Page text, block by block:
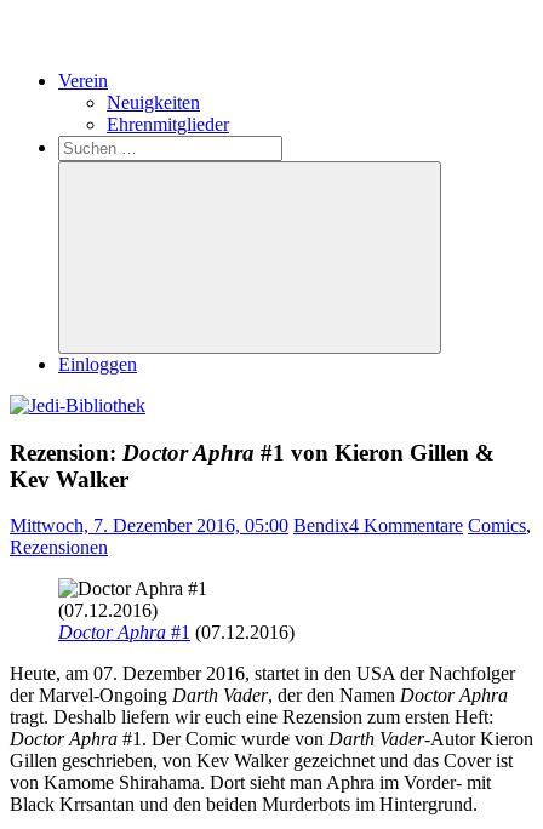
Verein
Neuigkeiten
Ehrenmitglieder
Search
Suchen
nach:
Suchen
Einloggen
Rezension: Doctor Aphra #1 von Kieron Gillen &
Kev Walker
Mittwoch, 7. Dezember 2016, 05:00 Bendix4 Kommentare Comics,
Rezensionen
Doctor Aphra #1 (07.12.2016)
Heute, am 07. Dezember 2016, startet in den USA der Nachfolger
der Marvel-Ongoing Darth Vader, der den Namen Doctor Aphra
tragt. Deshalb liefern wir euch eine Rezension zum ersten Heft:
Doctor Aphra #1. Der Comic wurde von Darth Vader-Autor Kieron
Gillen geschrieben, von Kev Walker gezeichnet und das Cover ist
von Kamome Shirahama. Dort sieht man Aphra im Vorder- mit
Black Krrsantan und den beiden Murderbots im Hintergrund.